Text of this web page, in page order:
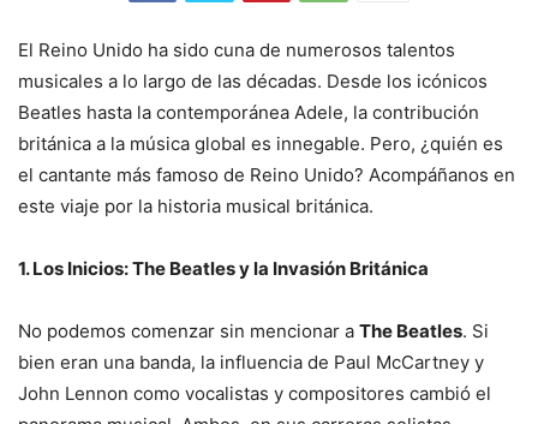
El Reino Unido ha sido cuna de numerosos talentos
musicales a lo largo de las décadas. Desde los icónicos
Beatles hasta la contemporánea Adele, la contribución
británica a la música global es innegable. Pero, ¿quién es
el cantante más famoso de Reino Unido? Acompáñanos en
este viaje por la historia musical británica.
1. Los Inicios: The Beatles y la Invasión Británica
No podemos comenzar sin mencionar a The Beatles. Si
bien eran una banda, la influencia de Paul McCartney y
John Lennon como vocalistas y compositores cambió el